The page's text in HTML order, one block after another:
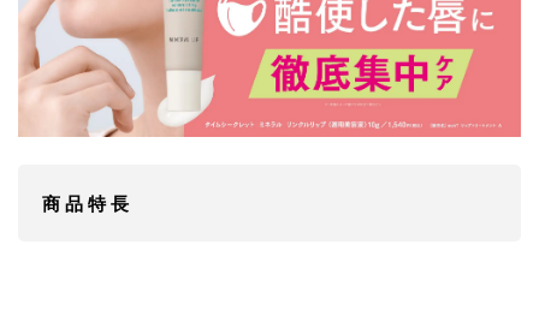
商 品 特 長